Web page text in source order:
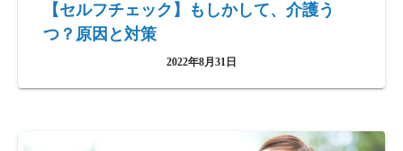
【セルフチェック】もしかして、介護う
つ？原因と対策
2022年8月31日